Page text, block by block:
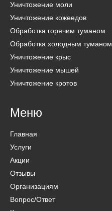
Уничтожение моли
Уничтожение кожеедов
Обработка горячим туманом
Обработка холодным туманом
Уничтожение крыс
Уничтожение мышей
Уничтожение кротов
Меню
Главная
Услуги
Акции
Отзывы
Организациям
Вопрос/Ответ